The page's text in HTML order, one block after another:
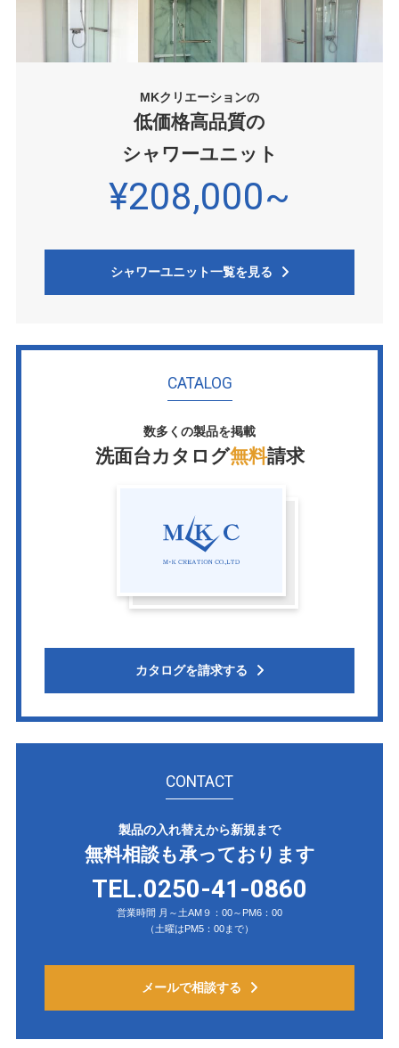
MKクリエーションの
低価格高品質の
シャワーユニット
¥208,000~
シャワーユニット一覧を見る
CATALOG
数多くの製品を掲載
洗面台カタログ無料請求
カタログを請求する
CONTACT
製品の入れ替えから新規まで
無料相談も承っております
TEL.0250-41-0860
営業時間 月～土AM９：00～PM6：00
（土曜はPM5：00まで）
メールで相談する